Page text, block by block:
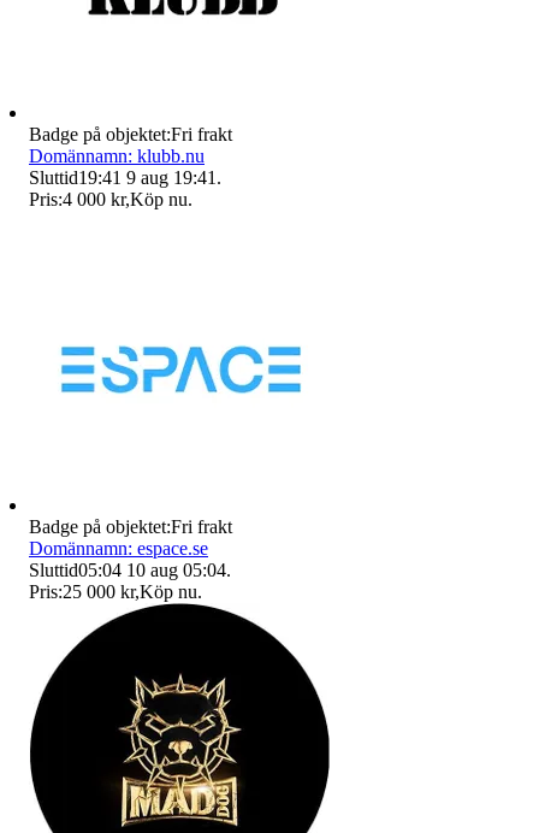
Badge på objektet:Fri frakt
Domännamn: klubb.nu
Sluttid19:41 9 aug 19:41 .
Pris:4 000 kr,Köp nu.
Badge på objektet:Fri frakt
Domännamn: espace.se
Sluttid05:04 10 aug 05:04.
Pris:25 000 kr,Köp nu.